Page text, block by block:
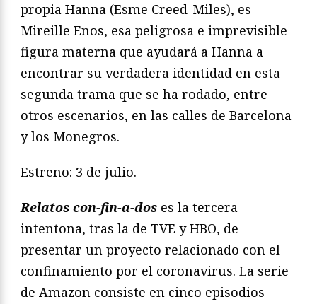
propia Hanna (Esme Creed-Miles), es
Mireille Enos, esa peligrosa e imprevisible
figura materna que ayudará a Hanna a
encontrar su verdadera identidad en esta
segunda trama que se ha rodado, entre
otros escenarios, en las calles de Barcelona
y los Monegros.
Estreno: 3 de julio.
Relatos con-fin-a-dos es la tercera
intentona, tras la de TVE y HBO, de
presentar un proyecto relacionado con el
confinamiento por el coronavirus. La serie
de Amazon consiste en cinco episodios